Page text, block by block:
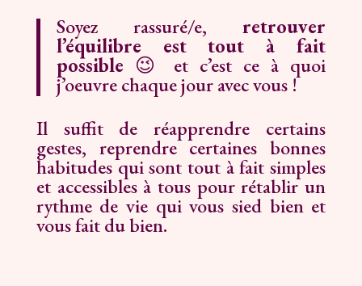
Soyez rassuré/e,retrouver
l’équilibre est tout à fait
possible 😉 et c’est ce à quoi
j’oeuvre chaque jour avec vous !
Il suffit de réapprendre certains
gestes, reprendre certaines bonnes
habitudes qui sont tout à fait simples
et accessibles à tous pour rétablir un
rythme de vie qui vous sied bien et
vous fait du bien.